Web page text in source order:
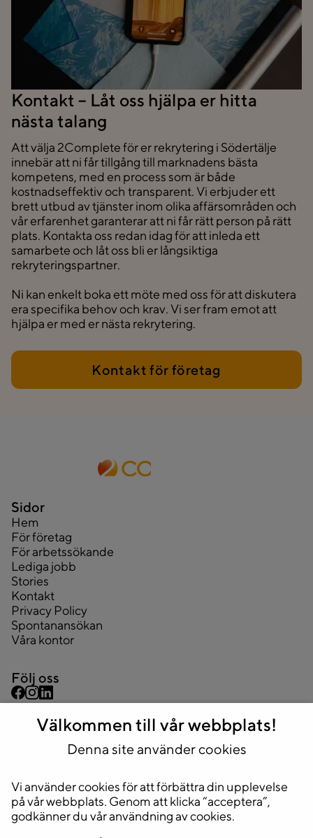
Kontakt – Låt oss hjälpa er hitta
nästa talang
Att välja 2Complete för er rekrytering i Södertälje
innebär att ni får tillgång till marknadens bästa
kompetens, med en process som är både
kostnadseffektiv och transparent. Vi erbjuder ett
brett utbud av tjänster inom olika affärsområden och
vår erfarenhet garanterar att ni får rätt person på rätt
plats. Kontakta oss redan idag för att inleda ett
samarbete och låt oss bli er långsiktiga
rekryteringspartner.
Ni kan enkelt boka ett möte med oss för att diskutera
era specifika behov och krav. Vi ser fram emot att
hjälpa er med er nästa rekrytering.
Kontakt för företag
Sidor
Hem
För företag
För arbetssökande
Lediga jobb
Stories
Kontakt
Privacy Policy
Spontanansökan
Våra kontor
Följ oss
Kontakta oss
08 445 43 44
Adress
Huvudkontor
Välkommen till vår webbplats!
Denna site använder cookies
Vi använder cookies för att förbättra din upplevelse
på vår webbplats. Genom att klicka “acceptera”,
godkänner du vår användning av cookies.